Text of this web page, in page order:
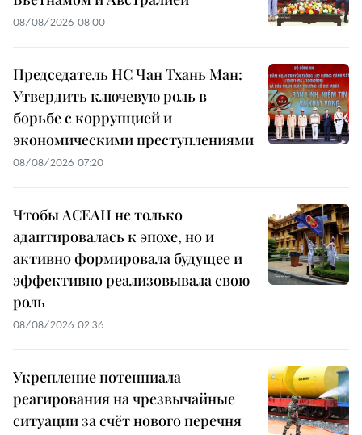
08/08/2026 08:00
Председатель НС Чан Тхань Ман:
Утвердить ключевую роль в
борьбе с коррупцией и
экономическими преступлениями
08/08/2026 07:20
Чтобы АСЕАН не только
адаптировалась к эпохе, но и
активно формировала будущее и
эффективно реализовывала свою
роль
08/08/2026 02:36
Укрепление потенциала
реагирования на чрезвычайные
ситуации за счёт нового перечня